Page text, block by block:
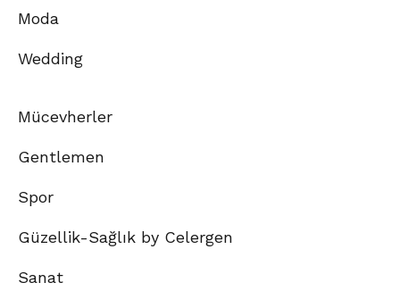
Moda
Wedding
Mücevherler
Gentlemen
Spor
Güzellik-Sağlık by Celergen
Sanat